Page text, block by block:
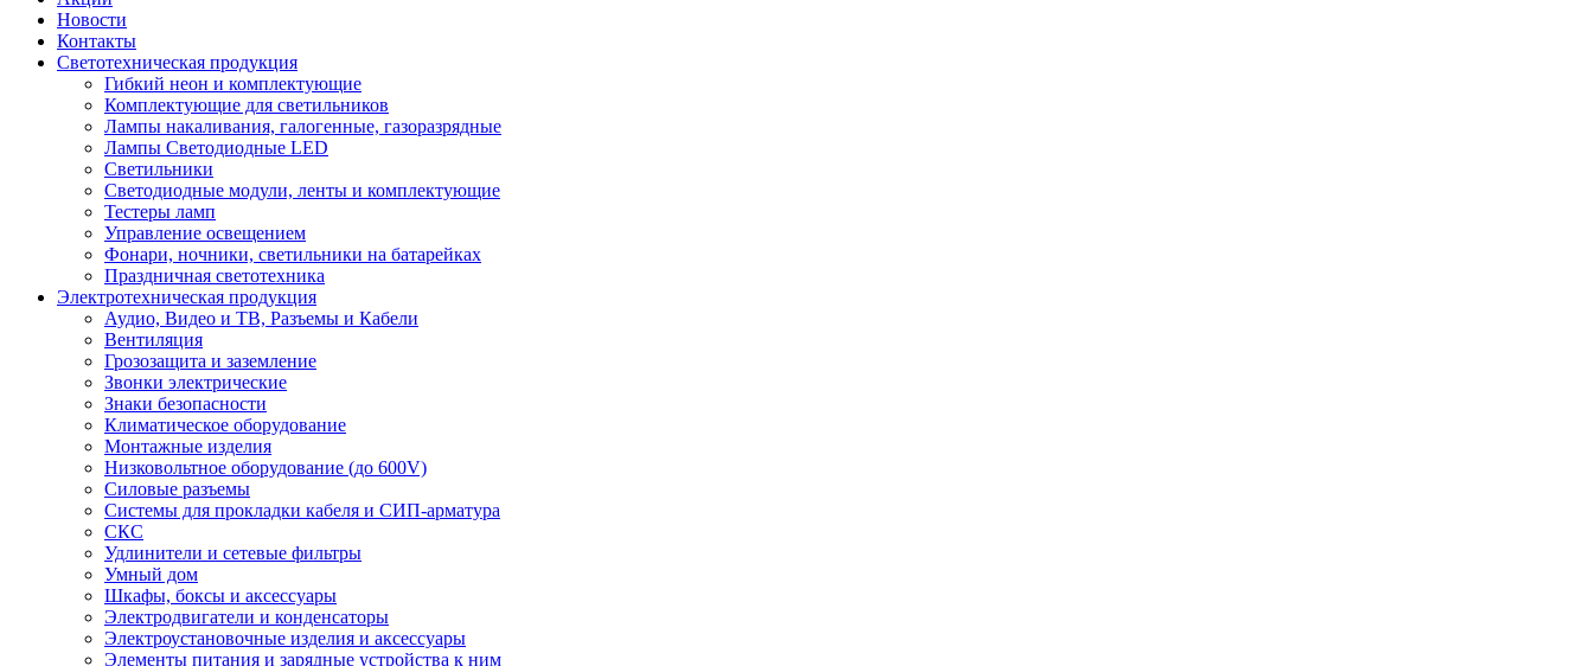
Новости
Контакты
Светотехническая продукция
Гибкий неон и комплектующие
Комплектующие для светильников
Лампы накаливания, галогенные, газоразрядные
Лампы Светодиодные LED
Светильники
Светодиодные модули, ленты и комплектующие
Тестеры ламп
Управление освещением
Фонари, ночники, светильники на батарейках
Праздничная светотехника
Электротехническая продукция
Аудио, Видео и ТВ, Разъемы и Кабели
Вентиляция
Грозозащита и заземление
Звонки электрические
Знаки безопасности
Климатическое оборудование
Монтажные изделия
Низковольтное оборудование (до 600V)
Силовые разъемы
Системы для прокладки кабеля и СИП-арматура
СКС
Удлинители и сетевые фильтры
Умный дом
Шкафы, боксы и аксессуары
Электродвигатели и конденсаторы
Электроустановочные изделия и аксессуары
Элементы питания и зарядные устройства к ним